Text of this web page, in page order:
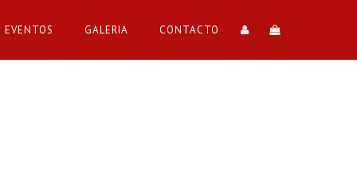
EVENTOS GALERIA CONTACTO